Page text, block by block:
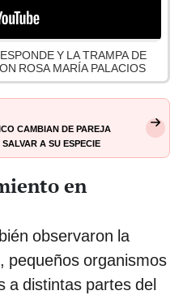
Y LA TRAMPA DE
ROSA MARÍA PALACIOS
cambian de pareja
a su especie
en
observaron la
pequeños organismos
a distintas partes del